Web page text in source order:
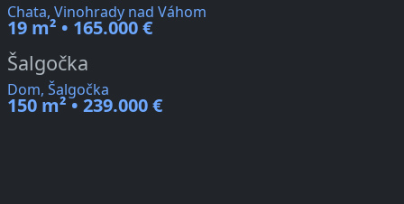
Chata, Vinohrady nad Váhom
19 m² • 165.000 €
Šalgočka
Dom, Šalgočka
150 m² • 239.000 €